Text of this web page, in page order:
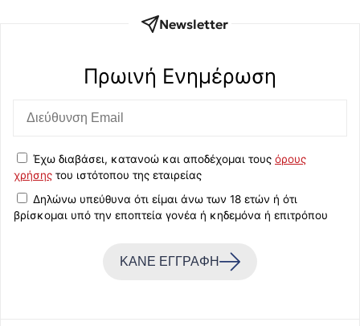
Newsletter
Πρωινή Eνημέρωση
Έχω διαβάσει, κατανοώ και αποδέχομαι τους όρους
χρήσης του ιστότοπου της εταιρείας
Δηλώνω υπεύθυνα ότι είμαι άνω των 18 ετών ή ότι
βρίσκομαι υπό την εποπτεία γονέα ή κηδεμόνα ή επιτρόπου
ΚΑΝΕ ΕΓΓΡΑΦΗ